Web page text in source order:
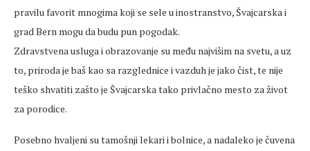
pravilu favorit mnogima koji se sele u inostranstvo, Švajcarska i
grad Bern mogu da budu pun pogodak.
Zdravstvena usluga i obrazovanje su među najvišim na svetu, a uz
to, priroda je baš kao sa razglednice i vazduh je jako čist, te nije
teško shvatiti zašto je Švajcarska tako privlačno mesto za život
za porodice.
Posebno hvaljeni su tamošnji lekari i bolnice, a nadaleko je čuvena